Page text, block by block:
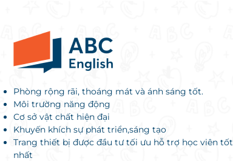
Phòng rộng rãi, thoáng mát và ánh sáng tốt.
Môi trường năng động
Cơ sở vật chất hiện đại
Khuyến khích sự phát triển,sáng tạo
Trang thiết bị được đầu tư tối ưu hỗ trợ học viên tốt
nhất